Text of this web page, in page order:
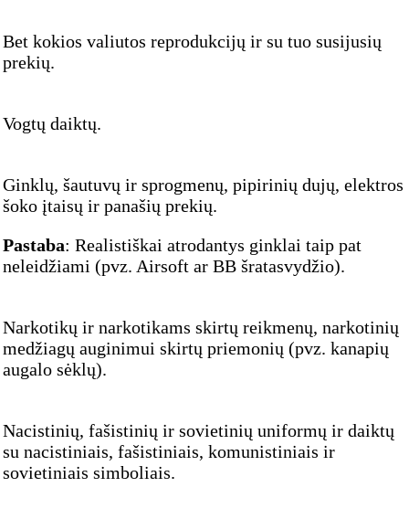
Bet kokios valiutos reprodukcijų ir su tuo susijusių
prekių.
Vogtų daiktų.
Ginklų, šautuvų ir sprogmenų, pipirinių dujų, elektros
šoko įtaisų ir panašių prekių.
Pastaba: Realistiškai atrodantys ginklai taip pat
neleidžiami (pvz. Airsoft ar BB šratasvydžio).
Narkotikų ir narkotikams skirtų reikmenų, narkotinių
medžiagų auginimui skirtų priemonių (pvz. kanapių
augalo sėklų).
Nacistinių, fašistinių ir sovietinių uniformų ir daiktų
su nacistiniais, fašistiniais, komunistiniais ir
sovietiniais simboliais.